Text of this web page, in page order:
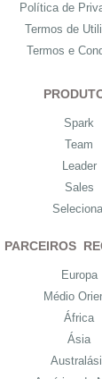
Política de
Termos de
Termos e
Spark
Team
Leader
Sales
PARCEIROS
Europa
Médio
África
Ásia